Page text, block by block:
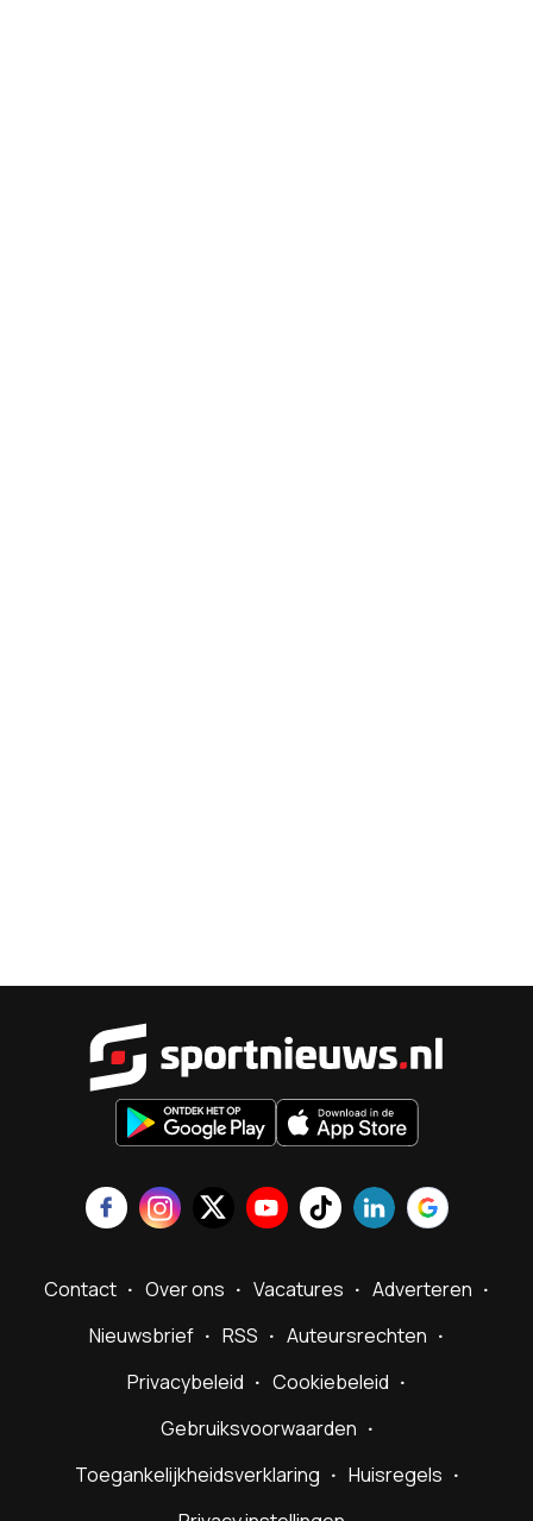
Contact Over ons Vacatures
Adverteren
Nieuwsbrief
RSS
Auteursrechten
Privacybeleid
Cookiebeleid
Gebruiksvoorwaarden
Toegankelijkheidsverklaring
Huisregels